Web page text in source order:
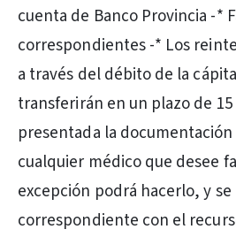
cuenta de Banco Provincia -*
correspondientes -* Los
a través del débito de la cápita
transferirán en un plazo de
presentada la
cualquier médico que desee
excepción podrá hacerlo, y
correspondiente con el